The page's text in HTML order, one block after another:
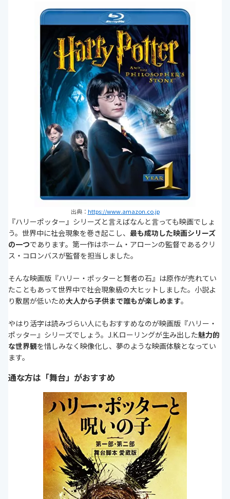
出典： https://www.amazon.co.jp
『ハリーポッター』シリーズと言えばなんと言っても映画でしょ
う。世界中に社会現象を巻き起こし、 最も成功した映画シリーズ
の一つであります。第一作はホーム・アローンの監督であるクリ
ス・コロンバスが監督を担当しました。
そんな映画版『ハリー・ポッターと賢者の石』は原作が売れてい
たこともあって世界中で社会現象級の大ヒットしました。小説よ
り敷居が低いため大人から子供まで誰もが楽しめます。
やはり活字は読みづらい人にもおすすめなのが映画版『ハリー・
ポッター』シリーズでしょう。J.K.ローリングが生み出した魅力的
な世界観を惜しみなく映像化し、夢のような映画体験となってい
ます。
通な方は「舞台」がおすすめ